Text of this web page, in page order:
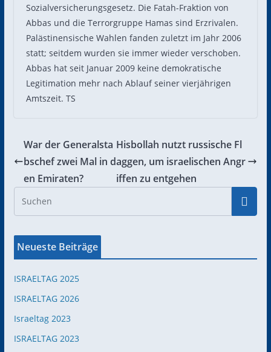
Sozialversicherungsgesetz. Die Fatah-Fraktion von
Abbas und die Terrorgruppe Hamas sind Erzrivalen.
Palästinensische Wahlen fanden zuletzt im Jahr 2006
statt; seitdem wurden sie immer wieder verschoben.
Abbas hat seit Januar 2009 keine demokratische
Legitimation mehr nach Ablauf seiner vierjährigen
Amtszeit. TS
War der Generalsta
bschef zwei Mal in d
en Emiraten?
Hisbollah nutzt russische Fl
aggen, um israelischen Angr
iffen zu entgehen
Neueste Beiträge
ISRAELTAG 2025
ISRAELTAG 2026
Israeltag 2023
ISRAELTAG 2023